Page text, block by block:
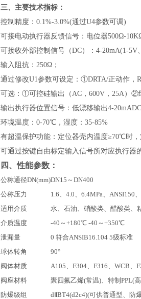
三、主要技术指标：
控制精度：0.1%-3.0%(通过U4参数可调)
可接电动执行器反馈信号：电位器500Ω-
可接收外部控制信号（DC）：4-20mA(1-
输入阻抗：250Ω；
通过修改U1参数可设定：①DRTA/正动作，
可选：①可控硅输出（AC，600V，25A）②
输出执行器位置信号：低漂移输出4-
环境温度：0-70℃，湿度：35-85%
有超温保护功能：定位器壳内温度≥70℃时
可通过按键自由标定输入信号所对应执行器
四、性能参数：
公称通径DN(mm)DN15～DN400
公称压力
1.6、4.0、6.4MPa、ANSI150
适用介质
水、石油、硝酸类、醋酸类、
介质温度
-40～+180℃ -40～+350℃
泄漏量
0 符合ANSIB16.104 5级标准
球体转角
90°
阀体材质
A105、F304、F316、WCB、
阀座材料
聚四氟乙烯(常温)、特制PPL(
防爆级组
dⅡBT4(d2c4)(可供普通型、防